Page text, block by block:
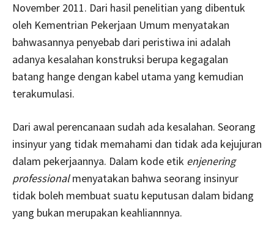
November 2011. Dari hasil penelitian yang dibentuk
oleh Kementrian Pekerjaan Umum menyatakan
bahwasannya penyebab dari peristiwa ini adalah
adanya kesalahan konstruksi berupa kegagalan
batang hange dengan kabel utama yang kemudian
terakumulasi.
Dari awal perencanaan sudah ada kesalahan. Seorang
insinyur yang tidak memahami dan tidak ada kejujuran
dalam pekerjaannya. Dalam kode etik enjenering
professionalmenyatakan bahwa seorang insinyur
tidak boleh membuat suatu keputusan dalam bidang
yang bukan merupakan keahliannnya.